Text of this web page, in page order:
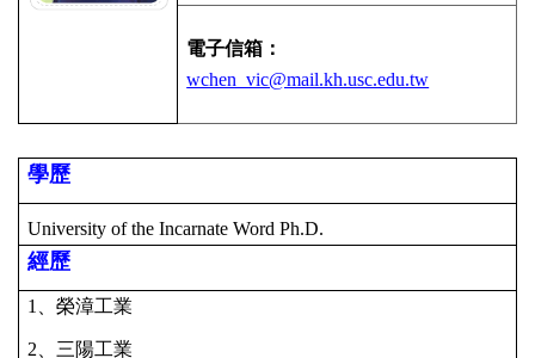
電子信箱：
wchen_vic@mail.kh.usc.edu.tw
學歷
University of the Incarnate Word Ph.D.
經歷
1、榮漳工業
2、三陽工業